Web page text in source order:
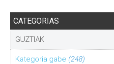
CATEGORIAS
GUZTIAK
Kategoria gabe (248)